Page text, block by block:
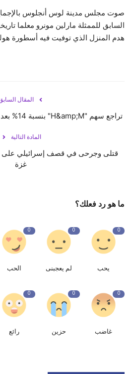
صوت مجلس مدينة لوس أنجلوس
السابق للممثلة مارلين مونرو معلما
هدم المنزل الذي توفيت فيه أسطورة
المقال
تراجع سهم "H&amp;M" بنسبة 14% بعد توقعات متشائمة للمبيعات
المادة التالية
قتلى وجرحى في قصف إسرائيلي على
غزة
ما هو رد فعلك؟
0
يحب
0
لم يعجبنى
0
الحب
0
غاضب
0
حزين
0
رائع